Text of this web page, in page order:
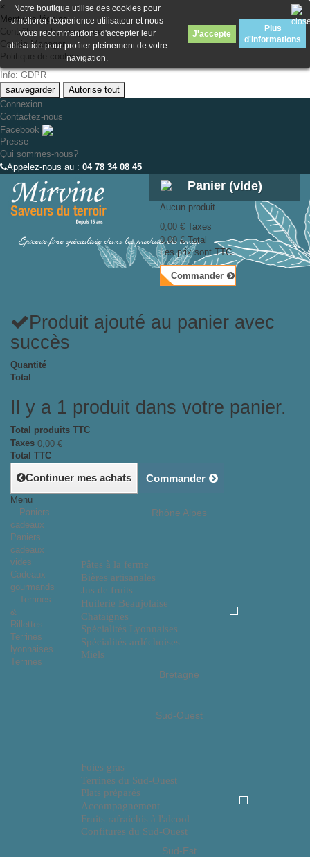
×
Mentions légales
Contrôlez votre vie privée
Cookie Manager
Politique de cookies
Info: GDPR
sauvegarder
Autorise tout
Connexion
Contactez-nous
Facebook
Presse
Qui sommes-nous?
Appelez-nous au : 04 78 34 08 45
Épicerie fine spécialisée dans les produits du terroir
Panier (vide)
Aucun produit
0,00 € Taxes
0,00 € Total
Les prix sont TTC
Commander
Produit ajouté au panier avec
succès
Quantité
Total
Il y a 1 produit dans votre panier.
Total produits TTC
Taxes 0,00 €
Total TTC
Continuer mes achats Commander
Rhône Alpes
Pâtes à la ferme
Bières artisanales
Jus de fruits
Huilerie Beaujolaise
Chataignes
Spécialités Lyonnaises
Spécialités ardéchoises
Miels
Bretagne
Sud-Ouest
Foies gras
Terrines du Sud-Ouest
Plats préparés
Accompagnement
Fruits rafraichis à l'alcool
Confitures du Sud-Ouest
Sud-Est
Menu
Paniers
cadeaux
Paniers
cadeaux
vides
Cadeaux
gourmands
Terrines
&
Rillettes
Terrines
lyonnaises
Terrines
Notre boutique utilise des cookies pour
améliorer l'expérience utilisateur et nous
vous recommandons d'accepter leur
utilisation pour profiter pleinement de votre
navigation.
J'accepte
Plus
d'informations